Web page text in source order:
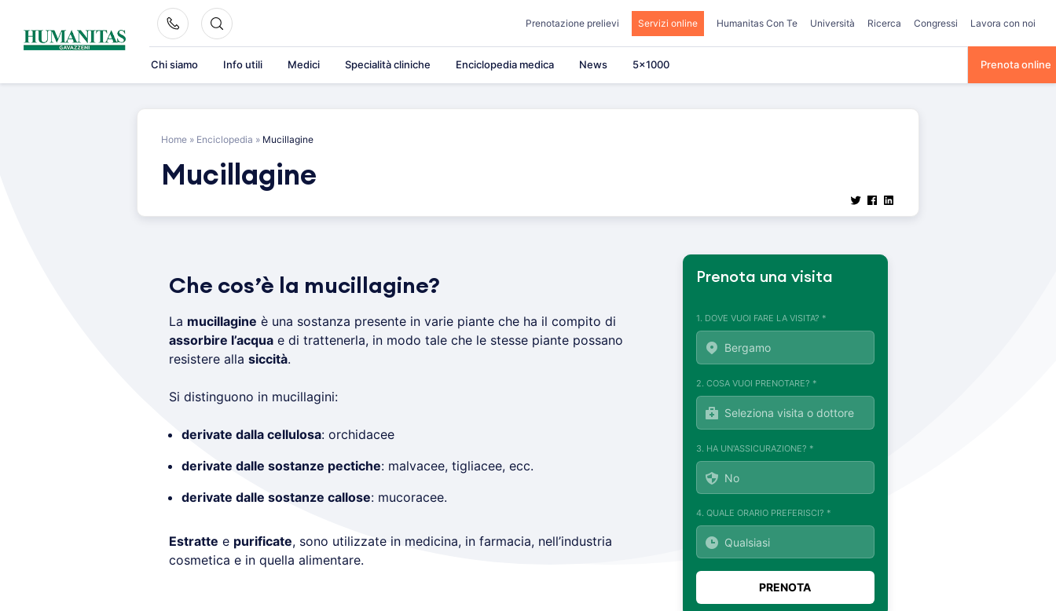
content
Prenotazione prelievi Servizi online Humanitas Con Te Università Ricerca Congressi Lavora con noi
Chi siamo Info utili Medici Specialità cliniche Enciclopedia medica News 5×1000 Prenota online
Home » Enciclopedia » Mucillagine
Mucillagine
Che cos’è la mucillagine?
La mucillagine è una sostanza presente in varie piante che ha il compito di
assorbire l’acquae di trattenerla, in modo tale che le stesse piante possano
resistere alla siccità.
Si distinguono in mucillagini:
derivate dalla cellulosa: orchidacee
derivate dalle sostanze pectiche: malvacee, tigliacee, ecc.
derivate dalle sostanze callose: mucoracee.
Estratte e purificate, sono utilizzate in medicina, in farmacia, nell’industria
cosmetica e in quella alimentare.
Prenota una visita
1. DOVE VUOI FARE LA VISITA? *
2. COSA VUOI PRENOTARE? *
3. HA UN'ASSICURAZIONE? *
4. QUALE ORARIO PREFERISCI? *